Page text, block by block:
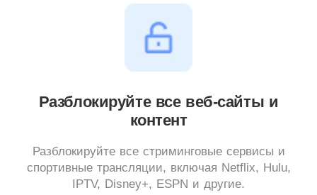
Разблокируйте все веб-сайты и
контент
Разблокируйте все стриминговые сервисы и
спортивные трансляции, включая Netflix, Hulu,
IPTV, Disney+, ESPN и другие.